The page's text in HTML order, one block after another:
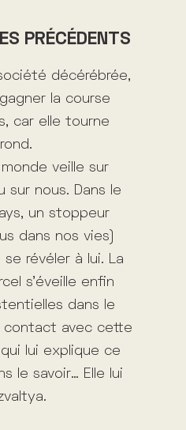
PRÉCÉDENTS
décérébrée,
la course
car elle tourne
veille sur
sur nous. Dans le
un stoppeur
dans nos vies)
révéler à lui. La
s’éveille enfin
dans le
contact avec cette
lui explique ce
le savoir… Elle lui